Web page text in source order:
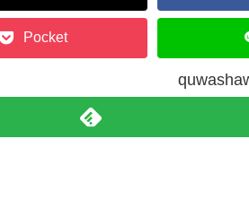
Pocket